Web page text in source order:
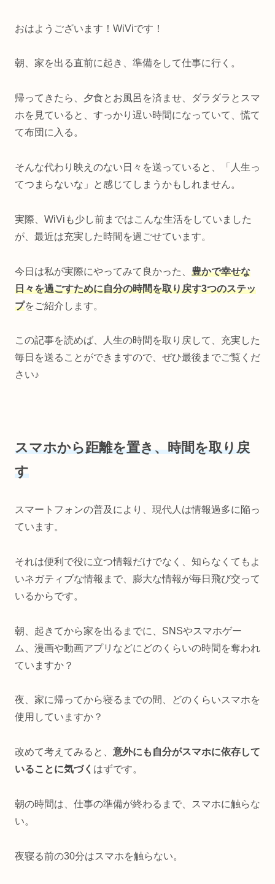
おはようございます！WiViです！
朝、家を出る直前に起き、準備をして仕事に行く。
帰ってきたら、夕食とお風呂を済ませ、ダラダラとスマ
ホを見ていると、すっかり遅い時間になっていて、慌て
て布団に入る。
そんな代わり映えのない日々を送っていると、「人生っ
てつまらないな」と感じてしまうかもしれません。
実際、WiViも少し前まではこんな生活をしていました
が、最近は充実した時間を過ごせています。
今日は私が実際にやってみて良かった、 豊かで幸せな
日々を過ごすために自分の時間を取り戻す3つのステッ
プをご紹介します。
この記事を読めば、人生の時間を取り戻して、充実した
毎日を送ることができますので、ぜひ最後までご覧くだ
さい♪
スマホから距離を置き、時間を取り戻
す
スマートフォンの普及により、現代人は情報過多に陥っ
ています。
それは便利で役に立つ情報だけでなく、知らなくてもよ
いネガティブな情報まで、膨大な情報が毎日飛び交って
いるからです。
朝、起きてから家を出るまでに、SNSやスマホゲー
ム、漫画や動画アプリなどにどのくらいの時間を奪われ
ていますか？
夜、家に帰ってから寝るまでの間、どのくらいスマホを
使用していますか？
改めて考えてみると、 意外にも自分がスマホに依存して
いることに気づく はずです。
朝の時間は、仕事の準備が終わるまで、スマホに触らな
い。
夜寝る前の30分はスマホを触らない。